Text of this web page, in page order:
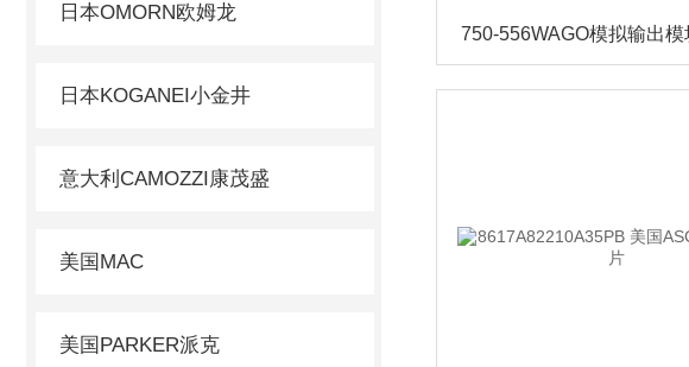
日本OMORN欧姆龙
日本KOGANEI小金井
意大利CAMOZZI康茂盛
美国MAC
美国PARKER派克